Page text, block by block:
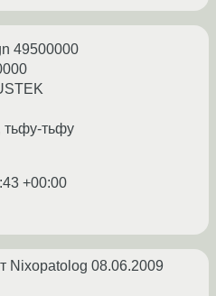
49500000
тьфу-тьфу
+00:00
Nixopatolog 08.06.2009